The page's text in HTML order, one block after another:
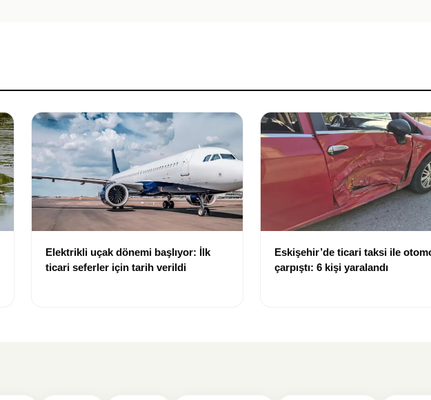
Elektrikli uçak dönemi başlıyor: İlk
ticari seferler için tarih verildi
Eskişehir’de ticari taksi ile
çarpıştı: 6 kişi yaralandı